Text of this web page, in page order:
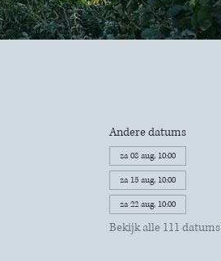
Andere datums
za 08 aug, 10:00
za 15 aug, 10:00
za 22 aug, 10:00
Bekijk alle 111 datums